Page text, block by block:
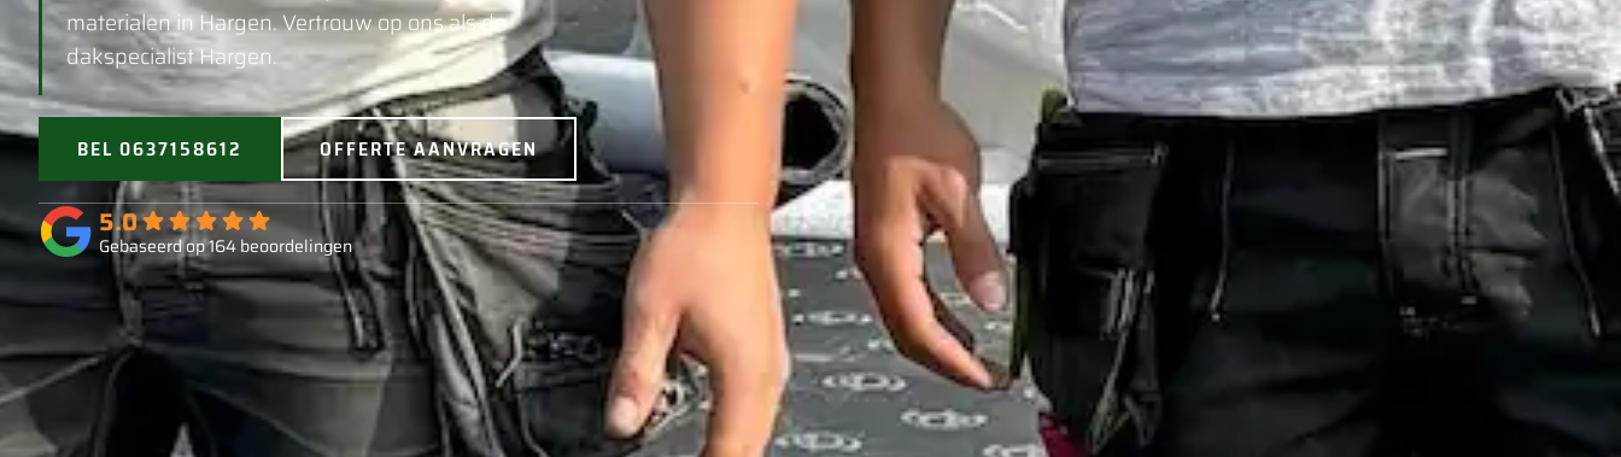
materialen in Hargen. Vertrouw op ons als de
dakspecialist Hargen.
BEL 0637158612 OFFERTE AANVRAGEN
5.0
Gebaseerd op 164 beoordelingen